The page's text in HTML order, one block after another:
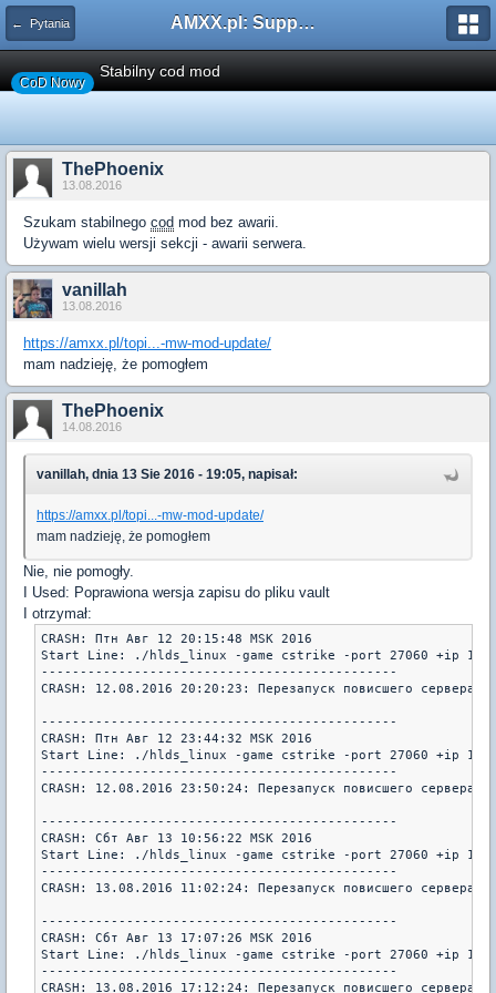
← Pytania AMXX.pl: Support AMX Mod X i SourceMod
CoD Nowy
Stabilny cod mod
ThePhoenix
13.08.2016
Szukam stabilnego cod mod bez awarii.
Używam wielu wersji sekcji - awarii serwera.
vanillah
13.08.2016
https://amxx.pl/topi...-mw-mod-update/
mam nadzieję, że pomogłem
ThePhoenix
14.08.2016
vanillah, dnia 13 Sie 2016 - 19:05, napisał:
https://amxx.pl/topi...-mw-mod-update/
mam nadzieję, że pomogłem
Nie, nie pomogły.
I Used: Poprawiona wersja zapisu do pliku vault
otrzymał:
CRASH: Птн Авг 12 20:15:48 MSK 2016
Start Line: ./hlds_linux -game cstrike -port 27060 +ip
----------------------------------------------
CRASH: 12.08.2016 20:20:23: Перезапуск повисшего сервера
----------------------------------------------
CRASH: Птн Авг 12 23:44:32 MSK 2016
Start Line: ./hlds_linux -game cstrike -port 27060 +ip
----------------------------------------------
CRASH: 12.08.2016 23:50:24: Перезапуск повисшего сервера
----------------------------------------------
CRASH: Сбт Авг 13 10:56:22 MSK 2016
Start Line: ./hlds_linux -game cstrike -port 27060 +ip
----------------------------------------------
CRASH: 13.08.2016 11:02:24: Перезапуск повисшего сервера
----------------------------------------------
CRASH: Сбт Авг 13 17:07:26 MSK 2016
Start Line: ./hlds_linux -game cstrike -port 27060 +ip
----------------------------------------------